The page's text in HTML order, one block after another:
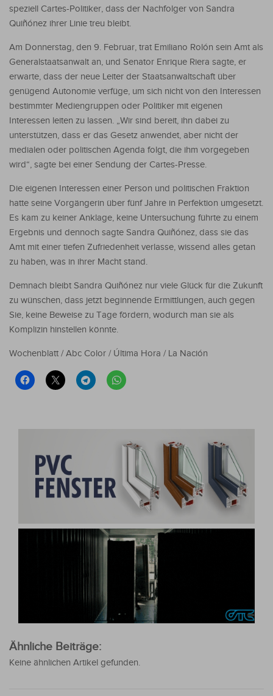
speziell Cartes-Politiker, dass der Nachfolger von Sandra
Quiñónez ihrer Linie treu bleibt.
Am Donnerstag, den 9. Februar, trat Emiliano Rolón sein Amt als
Generalstaatsanwalt an, und Senator Enrique Riera sagte, er
erwarte, dass der neue Leiter der Staatsanwaltschaft über
genügend Autonomie verfüge, um sich nicht von den Interessen
bestimmter Mediengruppen oder Politiker mit eigenen
Interessen leiten zu lassen. „Wir sind bereit, ihn dabei zu
unterstützen, dass er das Gesetz anwendet, aber nicht der
medialen oder politischen Agenda folgt, die ihm vorgegeben
wird“, sagte bei einer Sendung der Cartes-Presse.
Die eigenen Interessen einer Person und politischen Fraktion
hatte seine Vorgängerin über fünf Jahre in Perfektion umgesetzt.
Es kam zu keiner Anklage, keine Untersuchung führte zu einem
Ergebnis und dennoch sagte Sandra Quiñónez, dass sie das
Amt mit einer tiefen Zufriedenheit verlasse, wissend alles getan
zu haben, was in ihrer Macht stand.
Demnach bleibt Sandra Quiñónez nur viele Glück für die Zukunft
zu wünschen, dass jetzt beginnende Ermittlungen, auch gegen
Sie, keine Beweise zu Tage fördern, wodurch man sie als
Komplizin hinstellen könnte.
Wochenblatt / Abc Color / Última Hora / La Nación
Ähnliche Beiträge:
Keine ähnlichen Artikel gefunden.